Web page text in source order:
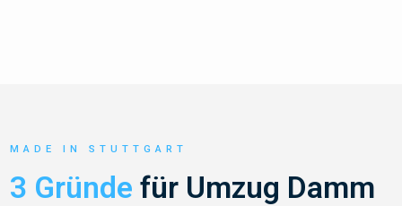
MADE IN STUTTGART
3 Gründe für Umzug Damm